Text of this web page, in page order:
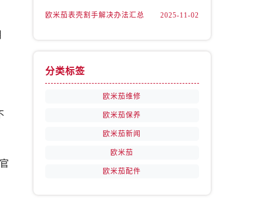
欧米茄表壳割手解决办法汇总 2025-11-02
分类标签
欧米茄维修
欧米茄保养
欧米茄新闻
欧米茄
欧米茄配件